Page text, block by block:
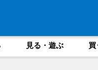
見る・遊ぶ 買